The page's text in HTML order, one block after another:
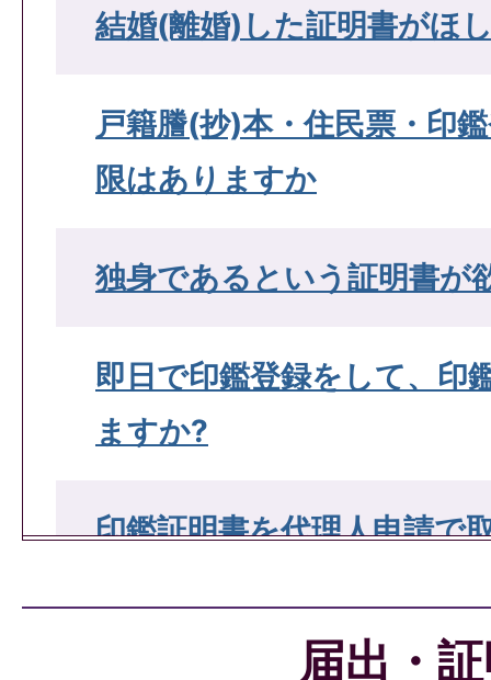
結婚(離婚)した証明書がほ
戸籍謄(抄)本・住民票・印
限はありますか
独身であるという証明書が
即日で印鑑登録をして、印
ますか?
印鑑証明書を代理人申請で
印鑑証明書を取得するに
届出・